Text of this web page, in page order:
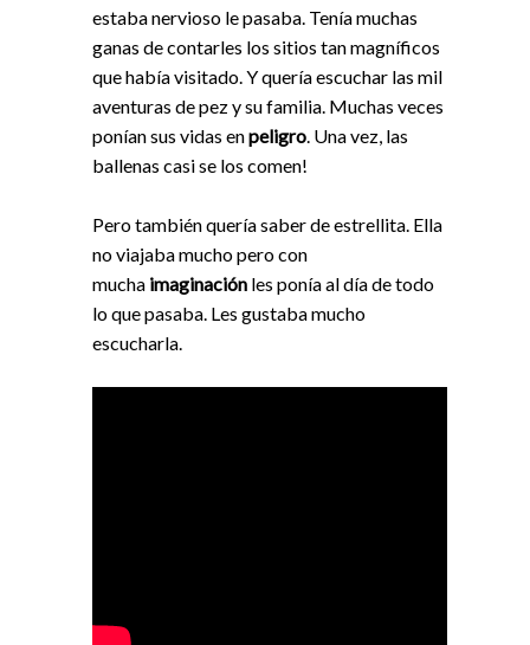
estaba nervioso le pasaba. Tenía muchas
ganas de contarles los sitios tan magníficos
que había visitado. Y quería escuchar las mil
aventuras de pez y su familia. Muchas veces
ponían sus vidas enpeligro . Una vez, las
ballenas casi se los comen!
Pero también quería saber de estrellita. Ella
no viajaba mucho pero con
mucha imaginación les ponía al día de todo
lo que pasaba. Les gustaba mucho
escucharla.